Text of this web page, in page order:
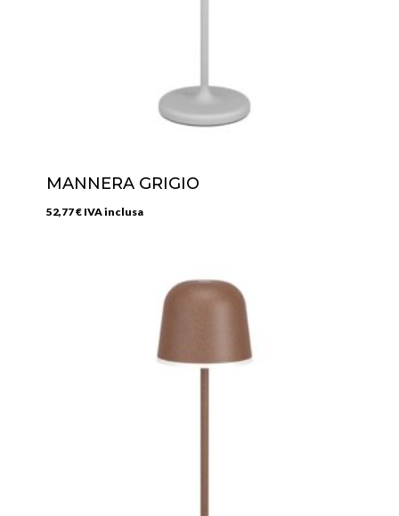
MANNERA GRIGIO
52,77€ IVA inclusa